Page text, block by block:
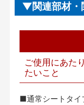
関連部材
ご使用にあた
たいこと
■通常シートタイ